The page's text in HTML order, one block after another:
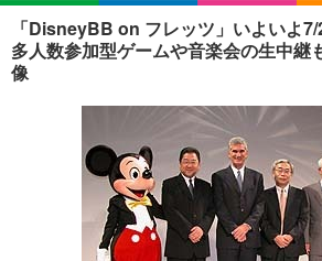
ネタ
ショッピング
エンタメ
エンタメTOP
韓流・K-POP
音楽
グラビア
ショッピング
ライフ
ライフTOP
ペット
その他
プッシュ通知の停止方法
「DisneyBB on フレッツ」いよいよ
多人数参加型ゲームや音楽会の生中継
像